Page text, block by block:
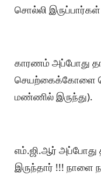
சொல்லி
காரணம் அப்போது
செயற்கைக்கோளை
மண்ணில் இருந்து).
எம்.ஜி.ஆர் அப்போது
இருந்தார் !!!